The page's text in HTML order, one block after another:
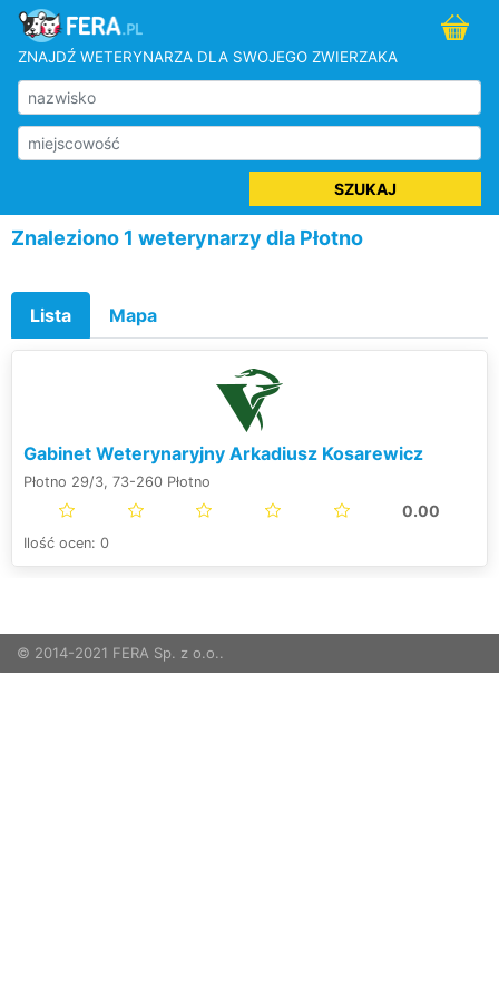
ZNAJDŹ WETERYNARZA DLA SWOJEGO ZWIERZAKA
SZUKAJ
Znaleziono 1 weterynarzy dla Płotno
Lista Mapa
Gabinet Weterynaryjny Arkadiusz Kosarewicz
Płotno 29/3, 73-260 Płotno
0.00
Ilość ocen: 0
© 2014-2021 FERA Sp. z o.o..